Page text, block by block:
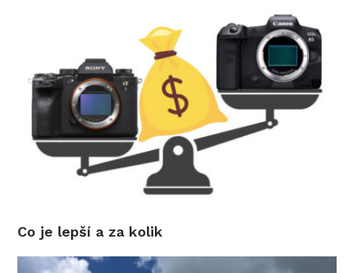
Co je lepší a za kolik